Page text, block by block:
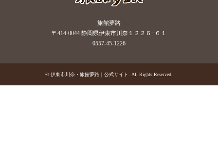
旅館夢路
〒414-0044 静岡県伊東市川奈１２２６−６１
0557-45-1226
© 伊東市川奈・旅館夢路｜公式サイト . All Rights Reserved.